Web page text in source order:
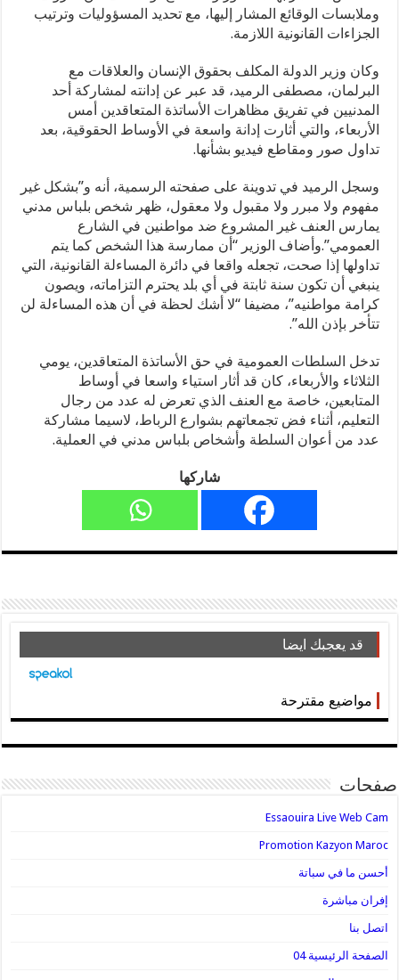
وملابسات الوقائع المشار إليها، مع تحديد المسؤوليات وترتيب
الجزاءات القانونية اللازمة.
وكان وزير الدولة المكلف بحقوق الإنسان والعلاقات مع
البرلمان، مصطفى الرميد، قد عبر عن إدانته لمشاركة أحد
المدنيين في تفريق مظاهرات الأساتذة المتعاقدين أمس
الأربعاء، والتي أثارت إدانة واسعة في الأوساط الحقوقية، بعد
تداول صور ومقاطع فيديو بشأنها.
وسجل الرميد في تدوينة على صفحته الرسمية، أنه و”بشكل غير
مفهوم ولا مبرر ولا مقبول ولا معقول، ظهر شخص بلباس مدني
يمارس العنف غير المشروع ضد مواطنين في الشارع
العمومي”.وأضاف الوزير “أن ممارسة هذا الشخص كما يتم
تداولها إذا صحت، تجعله واقعا في دائرة المساءلة القانونية، التي
ينبغي أن تكون سنة ثابتة في أي بلد يحترم التزاماته، ويصون
كرامة مواطنيه”، مضيفا “لا أشك لحظة في أن هذه المساءلة لن
تتأخر بإذن الله”.
تدخل السلطات العمومية في حق الأساتذة المتعاقدين، يومي
الثلاثاء والأربعاء، كان قد أثار استياء واسعا في أوساط
المتابعين، خاصة مع العنف الذي تعرض له عدد من رجال
التعليم، أثناء فض تجمعاتهم بشوارع الرباط، لاسيما مشاركة
عدد من أعوان السلطة وأشخاص بلباس مدني في العملية.
شاركها
قد يعجبك ايضا
مواضيع مقترحة
صفحات
Essaouira Live Web Cam
Promotion Kazyon Maroc
أحسن ما في سباتة
إفران مباشرة
اتصل بنا
الصفحة الرئيسية 04